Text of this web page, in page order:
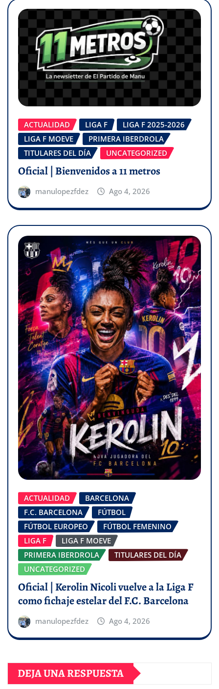
ACTUALIDAD LIGA F
LIGA F 2025-2026
LIGA F MOEVE
PRIMERA IBERDROLA
TITULARES DEL DÍA
UNCATEGORIZED
Oficial | Bienvenidos a 11 metros
manulopezfdez Ago 4, 2026
ACTUALIDAD
BARCELONA
F.C. BARCELONA
FÚTBOL
FÚTBOL EUROPEO
FÚTBOL FEMENINO
LIGA F
LIGA F MOEVE
PRIMERA IBERDROLA
TITULARES DEL DÍA
UNCATEGORIZED
Oficial | Kerolin Nicoli vuelve a la Liga F
como fichaje estelar del F.C. Barcelona
manulopezfdez Ago 4, 2026
DEJA UNA RESPUESTA